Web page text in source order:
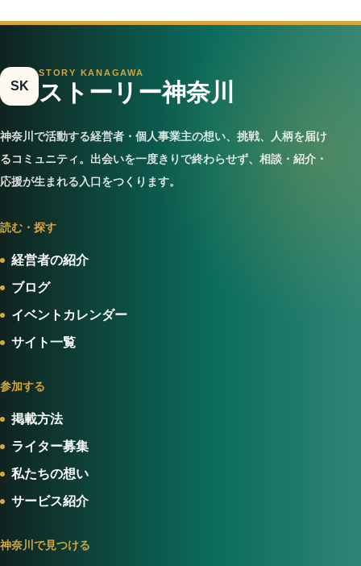
SK
STORY KANAGAWA
ストーリー神奈川
神奈川で活動する経営者・個人事業主の想い、挑戦、人柄を届け
るコミュニティ。出会いを一度きりで終わらせず、相談・紹介・
応援が生まれる入口をつくります。
読む・探す
経営者の紹介
ブログ
イベントカレンダー
サイト一覧
参加する
掲載方法
ライター募集
私たちの想い
サービス紹介
神奈川で見つける